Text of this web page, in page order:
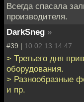
Всегда спасала
производителя.
DarkSneg »
#39 | 10.02.13 14:47
> Третьего дня
оборудования.
> Разнообразные
и пр.